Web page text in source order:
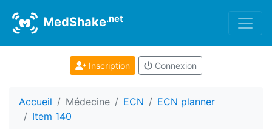
MedShake.net
Inscription Connexion
Accueil Médecine ECN
ECN planner
Item 140